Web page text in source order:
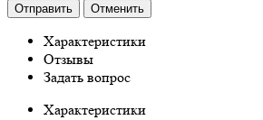
Отправить Отменить
Характеристики
Отзывы
Задать вопрос
Характеристики